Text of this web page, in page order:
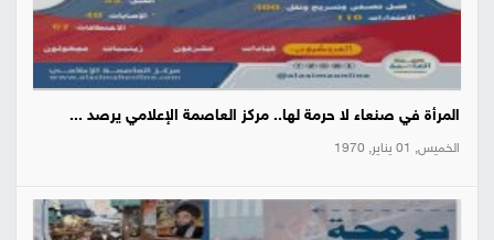
المرأة في صنعاء لا حرمة لها.. مركز العاصمة الإعلامي يرصد ...
الخميس, 01 يناير, 1970